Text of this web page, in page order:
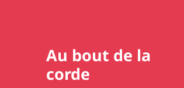
Au bout de la
corde